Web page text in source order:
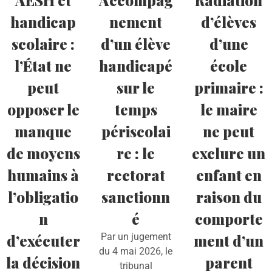
handicap
scolaire :
l’État ne
peut
opposer le
manque
de moyens
humains à
l’obligatio
n
d’exécuter
la décision
nement
d’un élève
handicapé
sur le
temps
périscolai
re : le
rectorat
sanctionn
é
Par un jugement
du 4 mai 2026, le
tribunal
d’élèves
d’une
école
primaire :
le maire
ne peut
exclure un
enfant en
raison du
comporte
ment d’un
parent